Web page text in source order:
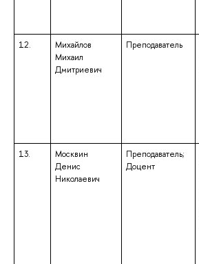
12.
Михайлов
Михаил
Дмитриевич
Преподаватель
13.
Москвин
Денис
Николаевич
Преподаватель;
Доцент